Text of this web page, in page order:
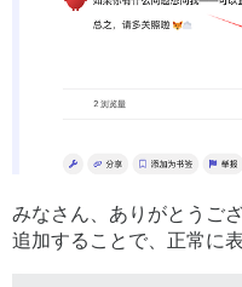
みなさん、ありがとうご
追加することで、正常に